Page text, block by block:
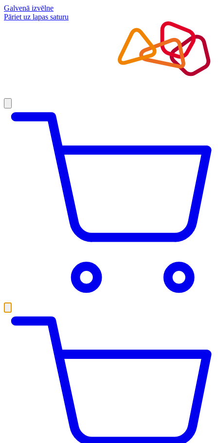
Galvenā izvēlne
Pāriet uz lapas saturu